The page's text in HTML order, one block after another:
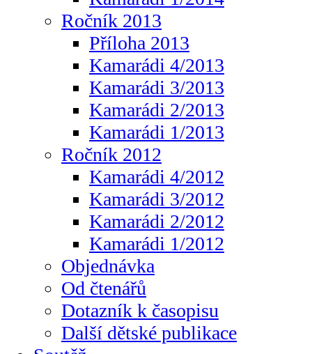
Ročník 2013
Příloha 2013
Kamarádi 4/2013
Kamarádi 3/2013
Kamarádi 2/2013
Kamarádi 1/2013
Ročník 2012
Kamarádi 4/2012
Kamarádi 3/2012
Kamarádi 2/2012
Kamarádi 1/2012
Objednávka
Od čtenářů
Dotazník k časopisu
Další dětské publikace